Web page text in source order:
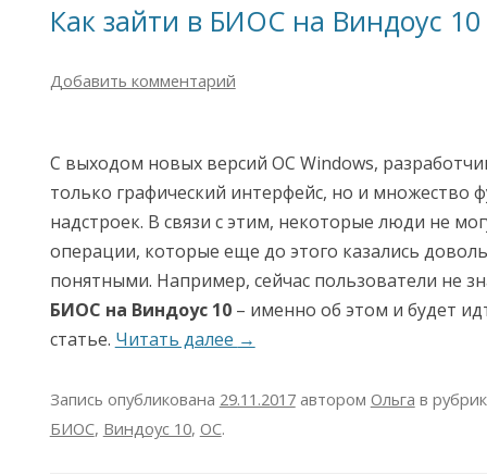
Как зайти в БИОС на Виндоус 10
Добавить комментарий
С выходом новых версий ОС Windows,
только графический интерфейс, но и множество
надстроек. В связи с этим, некоторые люди не
операции, которые еще до этого казались
понятными. Например, сейчас пользователи не
БИОС на Виндоус 10– именно об этом и будет
статье. Читать далее →
Запись опубликована 29.11.2017автором Ольга в
БИОС, Виндоус 10, ОС.